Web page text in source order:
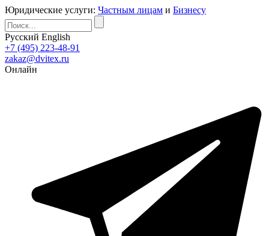
Юридические услуги: Частным лицам и Бизнесу
Русский English
+7 (495) 223-48-91
zakaz@dvitex.ru
Онлайн